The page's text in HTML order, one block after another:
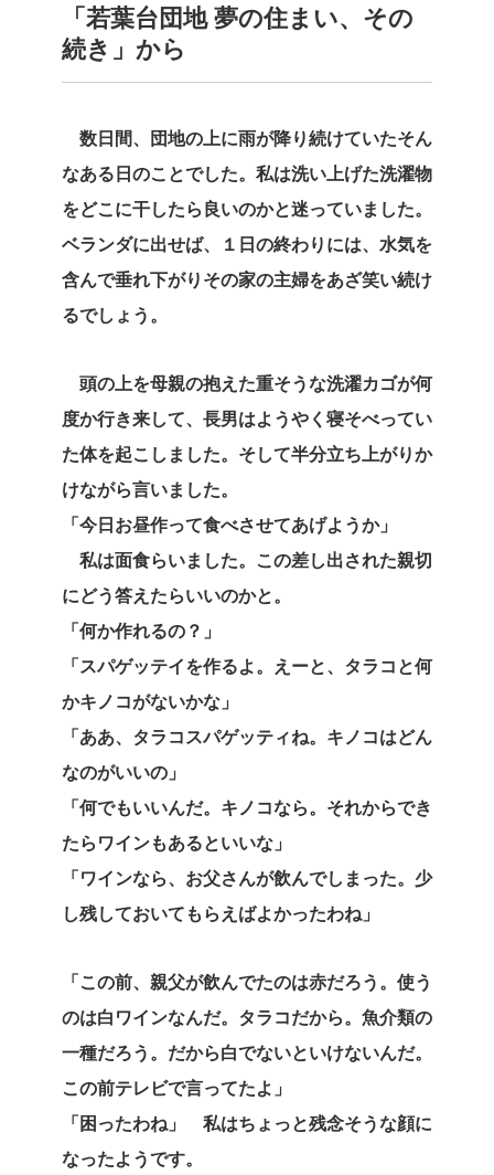
「若葉台団地 夢の住まい、その
続き」から
数日間、団地の上に雨が降り続けていたそん
なある日のことでした。私は洗い上げた洗濯物
をどこに干したら良いのかと迷っていました。
ベランダに出せば、１日の終わりには、水気を
含んで垂れ下がりその家の主婦をあざ笑い続け
るでしょう。
頭の上を母親の抱えた重そうな洗濯カゴが何
度か行き来して、長男はようやく寝そべってい
た体を起こしました。そして半分立ち上がりか
けながら言いました。
「今日お昼作って食べさせてあげようか」
私は面食らいました。この差し出された親切
にどう答えたらいいのかと。
「何か作れるの？」
「スパゲッテイを作るよ。えーと、タラコと何
かキノコがないかな」
「ああ、タラコスパゲッティね。キノコはどん
なのがいいの」
「何でもいいんだ。キノコなら。それからでき
たらワインもあるといいな」
「ワインなら、お父さんが飲んでしまった。少
し残しておいてもらえばよかったわね」
「この前、親父が飲んでたのは赤だろう。使う
のは白ワインなんだ。タラコだから。魚介類の
一種だろう。だから白でないといけないんだ。
この前テレビで言ってたよ」
「困ったわね」
私はちょっと残念そうな顔に
なったようです。